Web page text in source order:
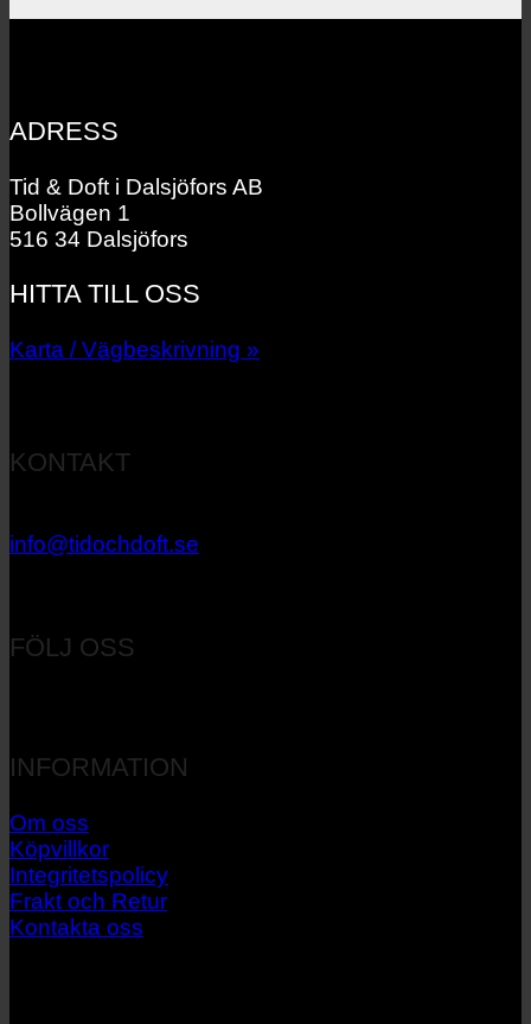
ADRESS
Tid & Doft i Dalsjöfors AB
Bollvägen 1
516 34 Dalsjöfors
HITTA TILL OSS
Karta / Vägbeskrivning »
KONTAKT
info@tidochdoft.se
FÖLJ OSS
INFORMATION
Om oss
Köpvillkor
Integritetspolicy
Frakt och Retur
Kontakta oss